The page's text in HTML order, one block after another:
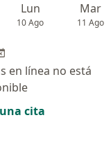
Lun
10 Ago
Mar
11 Ago
en línea no está
cita